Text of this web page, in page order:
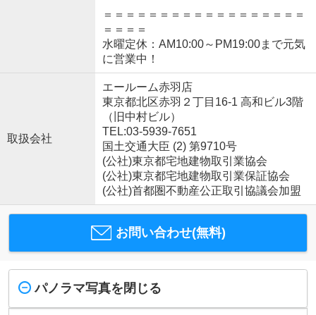
＝＝＝＝＝＝＝＝＝＝＝＝＝＝＝＝＝＝
＝＝＝＝
水曜定休：AM10:00～PM19:00まで元気
に営業中！
取扱会社
エールーム赤羽店
東京都北区赤羽２丁目16-1 高和ビル3階
（旧中村ビル）
TEL:03-5939-7651
国土交通大臣 (2) 第9710号
(公社)東京都宅地建物取引業協会
(公社)東京都宅地建物取引業保証協会
(公社)首都圏不動産公正取引協議会加盟
お問い合わせ(無料)
パノラマ写真を閉じる